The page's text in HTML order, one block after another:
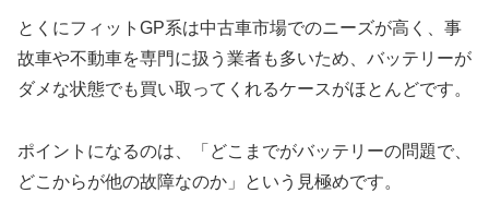
とくにフィットGP系は中古車市場でのニーズが高く、事
故車や不動車を専門に扱う業者も多いため、バッテリーが
ダメな状態でも買い取ってくれるケースがほとんどです。
ポイントになるのは、「どこまでがバッテリーの問題で、
どこからが他の故障なのか」という見極めです。